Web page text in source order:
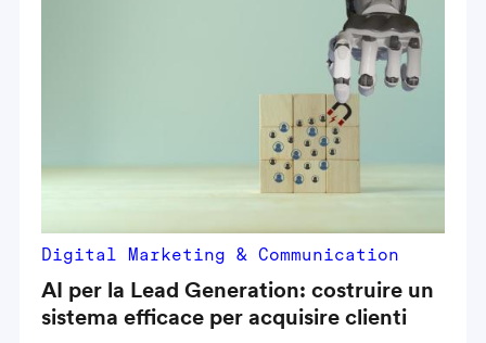
Digital Marketing & Communication
AI per la Lead Generation: costruire un
sistema efficace per acquisire clienti